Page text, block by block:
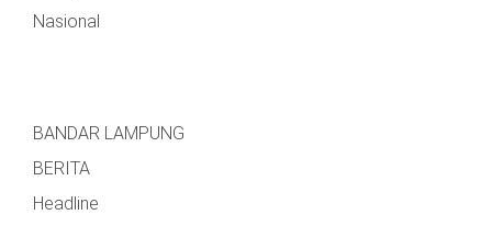
Nasional
BANDAR LAMPUNG
BERITA
Headline